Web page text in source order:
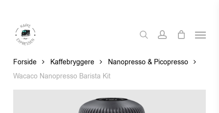
content
searchaccount
Menu
Forside Kaffebryggere
Nanopresso & Picopresso
Wacaco Nanopresso Barista Kit